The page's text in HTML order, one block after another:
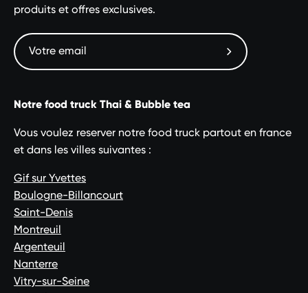
produits et offres exclusives.
Abonnez-
newsletter
Notre food truck Thai & Bubble tea
Vous voulez reserver notre food truck partout en france
et dans les villes suivantes :
Gif sur Yvettes
Boulogne-Billancourt
Saint-Denis
Montreuil
Argenteuil
Nanterre
Vitry-sur-Seine